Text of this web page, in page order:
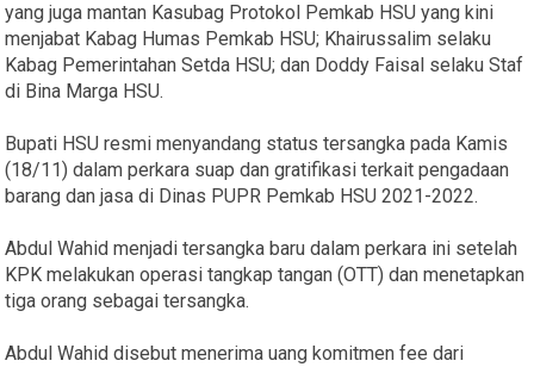
yang juga mantan Kasubag Protokol Pemkab HSU yang kini
menjabat Kabag Humas Pemkab HSU; Khairussalim selaku
Kabag Pemerintahan Setda HSU; dan Doddy Faisal selaku Staf
di Bina Marga HSU.
Bupati HSU resmi menyandang status tersangka pada Kamis
(18/11) dalam perkara suap dan gratifikasi terkait pengadaan
barang dan jasa di Dinas PUPR Pemkab HSU 2021-2022.
Abdul Wahid menjadi tersangka baru dalam perkara ini setelah
KPK melakukan operasi tangkap tangan (OTT) dan menetapkan
tiga orang sebagai tersangka.
Abdul Wahid disebut menerima uang komitmen fee dari